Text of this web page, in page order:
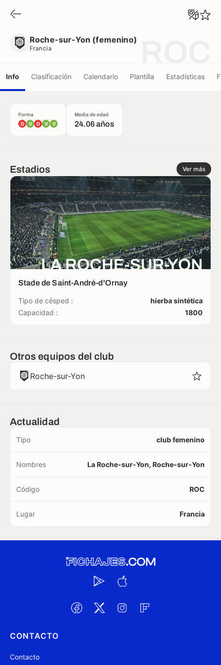
Roche-sur-Yon (femenino)
Francia
Info Clasificación Calendario Plantilla Estadísticas
Forma
D V D V V
Media de edad
24.06 años
Estadios Ver más
LA ROCHE-SUR-YON
Stade de Saint-André-d'Ornay
Tipo de césped :
hierba sintética
Capacidad :
1800
Otros equipos del club
Roche-sur-Yon
Actualidad
Tipo club femenino
Nombres La Roche-sur-Yon, Roche-sur-Yon
Código ROC
Lugar Francia
CONTACTO
Contacto